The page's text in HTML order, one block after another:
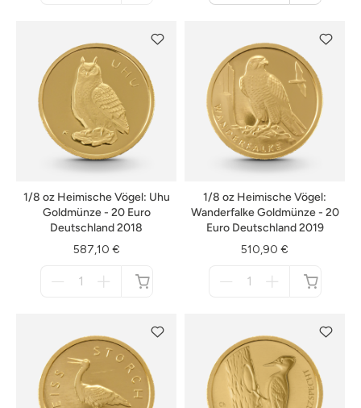
Warenkorb
1/8 oz Heimische Vögel: Uhu
Goldmünze - 20 Euro
Deutschland 2018
587,10 €
1/8 oz Heimische Vögel:
Wanderfalke Goldmünze - 20
Euro Deutschland 2019
510,90 €